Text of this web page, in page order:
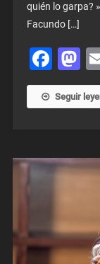
quién lo garpa?
Facundo […]
Seguir